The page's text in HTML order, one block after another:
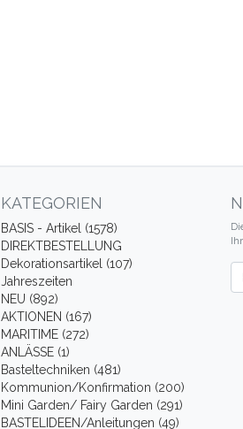
KATEGORIEN
BASIS - Artikel (1578)
DIREKTBESTELLUNG
Dekorationsartikel (107)
Jahreszeiten
NEU (892)
AKTIONEN (167)
MARITIME (272)
ANLÄSSE (1)
Basteltechniken (481)
Kommunion/Konfirmation (200)
Mini Garden/ Fairy Garden (291)
BASTELIDEEN/Anleitungen (49)